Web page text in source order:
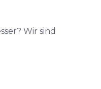
Wir sind